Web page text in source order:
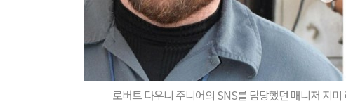
로버트 다우니 주니어의 SNS를 담당했던 매니저 지